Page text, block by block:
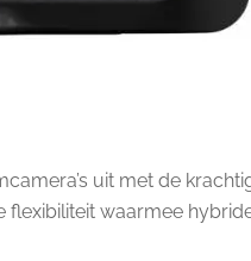
uit met de
waarmee